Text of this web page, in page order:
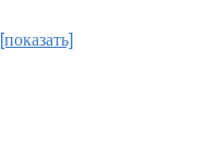
[показать]